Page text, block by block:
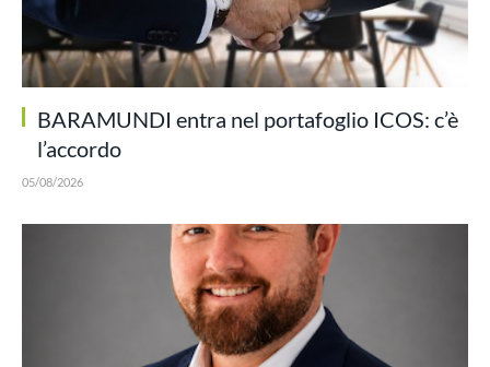
BARAMUNDI entra nel portafoglio ICOS: c’è
l’accordo
05/08/2026